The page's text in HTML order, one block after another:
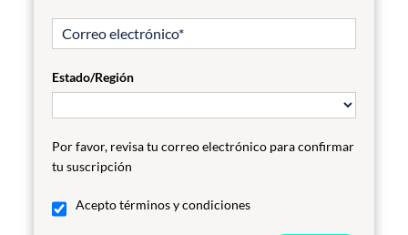
Estado/Región
Por favor, revisa tu correo electrónico para confirmar
tu suscripción
Acepto términos y condiciones